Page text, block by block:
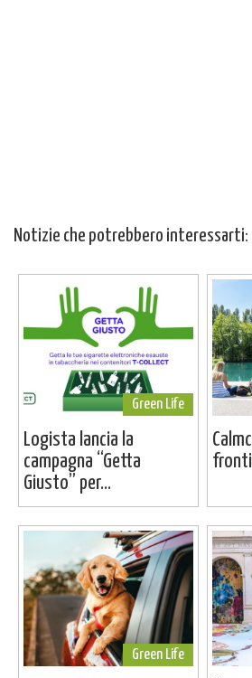
Notizie che potrebbero interessarti:
Green Life
Logista lancia la
campagna “Getta
Giusto” per...
Green Life